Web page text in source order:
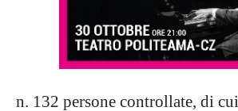
n. 132 persone controllate, di cui